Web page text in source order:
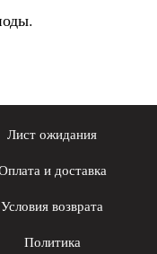
Лист ожидания
и доставка
Условия возврата
Политика